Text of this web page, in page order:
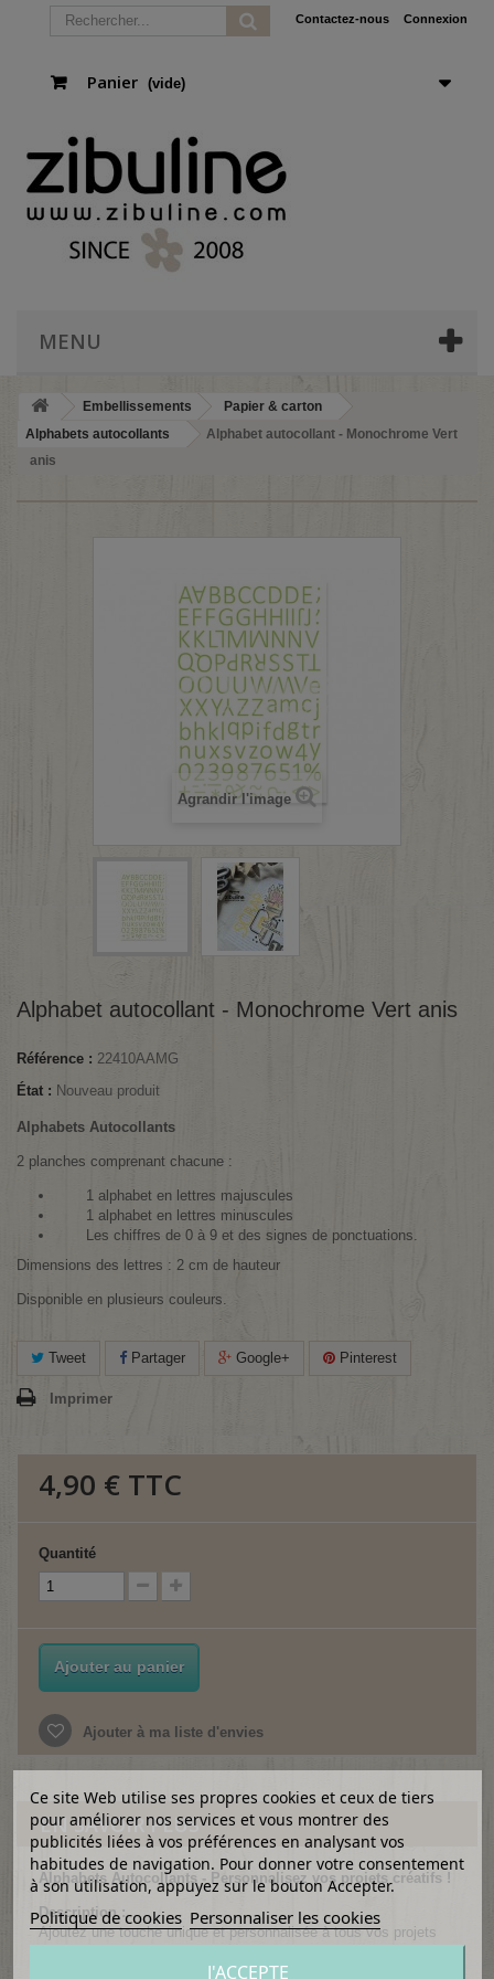
Connexion
Contactez-nous
Panier (vide)
MENU
Embellissements
Papier & carton
Alphabets autocollants
Alphabet autocollant - Monochrome Vert
anis
Agrandir l'image
Alphabet autocollant - Monochrome Vert anis
Référence : 22410AAMG
État : Nouveau produit
Alphabets Autocollants
2 planches comprenant chacune :
1 alphabet en lettres majuscules
1 alphabet en lettres minuscules
Les chiffres de 0 à 9 et des signes de ponctuations.
Dimensions des lettres : 2 cm de hauteur
Disponible en plusieurs couleurs.
Tweet Partager Google+ Pinterest
Imprimer
4,90 € TTC
Quantité
Ajouter au panier
Ajouter à ma liste d'envies
EN SAVOIR PLUS
Alphabets Autocollants - Personnalisez vos projets créatifs !
Description :
Ajoutez une touche unique et personnalisée à tous vos projets
la décoration d’objets, la personnalisation de papeterie ou encore
Ce site Web utilise ses propres cookies et ceux de tiers
pour améliorer nos services et vous montrer des
publicités liées à vos préférences en analysant vos
habitudes de navigation. Pour donner votre consentement
à son utilisation, appuyez sur le bouton Accepter.
Politique de cookies Personnaliser les cookies
J'ACCEPTE